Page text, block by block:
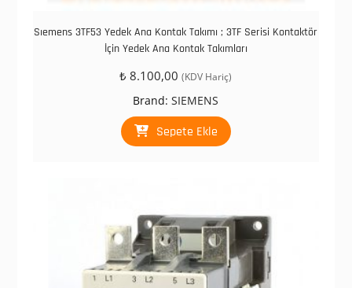
Sıemens 3TF53 Yedek Ana Kontak Takımı ; 3TF Serisi Kontaktör
İçin Yedek Ana Kontak Takımları
₺ 8.100,00 (KDV Hariç)
Brand:SIEMENS
Sepete Ekle